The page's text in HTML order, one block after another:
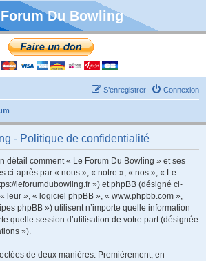
Du Bowling
Connexion
S’enregistrer
- Politique de confidentialité
détail comment « Le Forum Du Bowling » et ses
ci-après par « nous », « notre », « nos », « Le
leforumdubowling.fr ») et phpBB (désigné ci-
leur », « logiciel phpBB », « www.phpbb.com »,
phpBB ») utilisent n’importe quelle information
quelle session d’utilisation de votre part (désignée
»).
de deux manières. Premièrement, en